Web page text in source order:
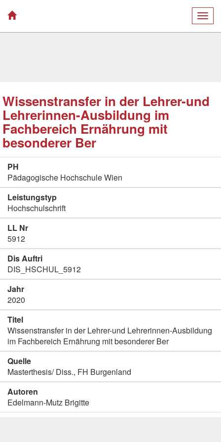
Wissenstransfer in der Lehrer-und
Lehrerinnen-Ausbildung im
Fachbereich Ernährung mit
besonderer Ber
PH
Pädagogische Hochschule Wien
Leistungstyp
Hochschulschrift
LL Nr
5912
Dis Auftri
DIS_HSCHUL_5912
Jahr
2020
Titel
Wissenstransfer in der Lehrer-und Lehrerinnen-Ausbildung
im Fachbereich Ernährung mit besonderer Ber
Quelle
Masterthesis/ Diss., FH Burgenland
Autoren
Edelmann-Mutz Brigitte